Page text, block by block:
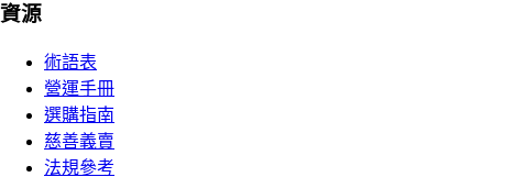
資源
術語表
營運手冊
選購指南
慈善義賣
法規參考